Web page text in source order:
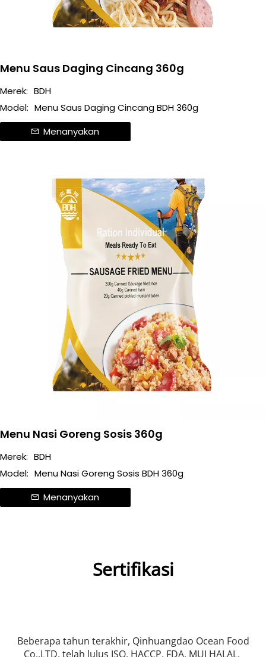
Menu Saus Daging Cincang 360g
Merek: BDH
Model: Menu Saus Daging Cincang BDH 360g
Menanyakan
Menu Nasi Goreng Sosis 360g
Merek: BDH
Model: Menu Nasi Goreng Sosis BDH 360g
Menanyakan
Sertifikasi
Co.,LTD. telah lulus ISO, HACCP, FDA, MUI HALAL,